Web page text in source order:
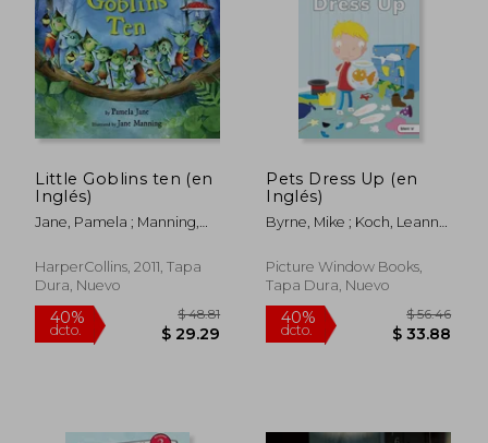
Little Goblins ten (en
Inglés)
Jane, Pamela ; Manning,
HarperCollins, 2011, Tapa
Dura, Nuevo
Pets Dress Up (en
Inglés)
Byrne, Mike ; Koch, Leanna
Picture Window Books,
Tapa Dura, Nuevo